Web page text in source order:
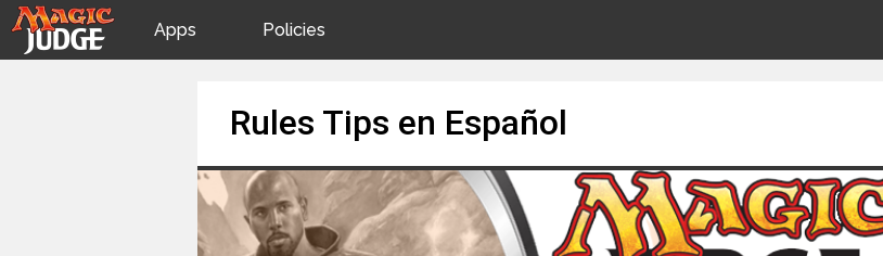
Apps
Judges
Policies
Rules Tips en Español